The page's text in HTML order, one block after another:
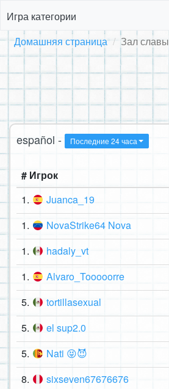
Игра категории
Домашняя страница Зал славы
español - Последние 24 часа
# Игрок
1.
Juanca_19
1. NovaStrike64 Nova
1. hadaly_vt
1. Alvaro_Tooooorre
5. tortillasexual
5. el sup2.0
5. Nati 😝😈
8. sixseven67676676